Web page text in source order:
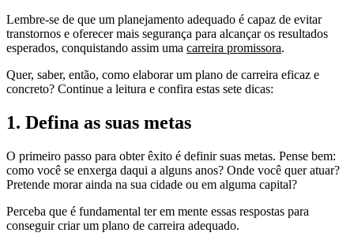
Lembre-se de que um planejamento adequado é capaz de evitar
transtornos e oferecer mais segurança para alcançar os resultados
esperados, conquistando assim uma carreira promissora.
Quer, saber, então, como elaborar um plano de carreira eficaz e
concreto? Continue a leitura e confira estas sete dicas:
1. Defina as suas metas
O primeiro passo para obter êxito é definir suas metas. Pense bem:
como você se enxerga daqui a alguns anos? Onde você quer atuar?
Pretende morar ainda na sua cidade ou em alguma capital?
Perceba que é fundamental ter em mente essas respostas para
conseguir criar um plano de carreira adequado.